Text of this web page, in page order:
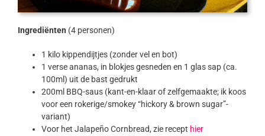
Ingrediënten (4 personen)
1 kilo kippendijtjes (zonder vel en bot)
1 verse ananas, in blokjes gesneden en 1 glas sap (ca.
100ml) uit de bast gedrukt
200ml BBQ-saus (kant-en-klaar of zelfgemaakte; ik koos
voor een rokerige/smokey “hickory & brown sugar”-
variant)
Voor het Jalapeño Cornbread, zie recept hier